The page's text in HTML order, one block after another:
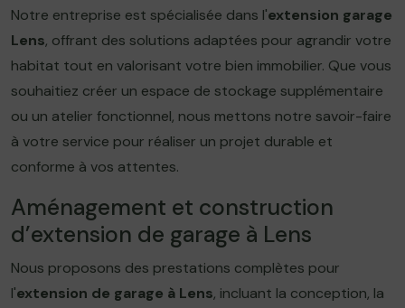
Notre entreprise est spécialisée dans l'extension garage
Lens, offrant des solutions adaptées pour agrandir votre
habitat tout en valorisant votre bien immobilier. Que vous
souhaitiez créer un espace de stockage supplémentaire
ou un atelier fonctionnel, nous mettons notre savoir-faire
à votre service pour réaliser un projet durable et
conforme à vos attentes.
Aménagement et construction
d’extension de garage à Lens
Nous proposons des prestations complètes pour
l'extension de garage à Lens, incluant la conception, la